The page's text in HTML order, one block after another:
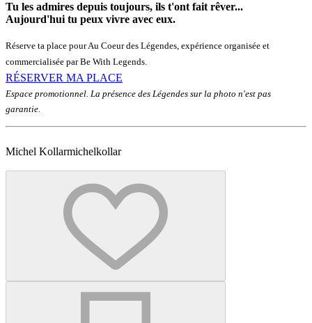
Tu les admires depuis toujours, ils t'ont fait rêver...
Aujourd'hui tu peux vivre avec eux.
Réserve ta place pour Au Coeur des Légendes, expérience organisée et
commercialisée par Be With Legends.
RÉSERVER MA PLACE
Espace promotionnel. La présence des Légendes sur la photo n'est pas
garantie.
Michel Kollarmichelkollar